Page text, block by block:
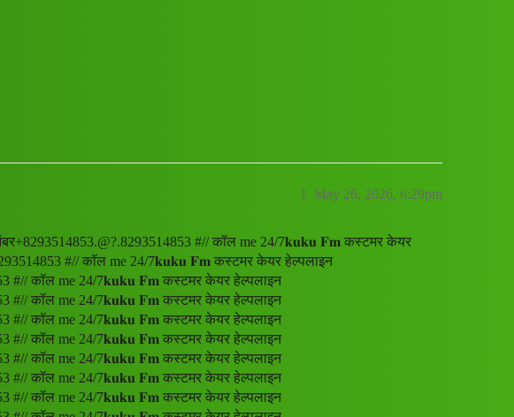
May 26, 2026, 6:29pm
1
#// कॉल me 24/7𝐤𝐮𝐤𝐮 𝐅𝐦 कस्टमर केयर
#// कॉल me 24/7𝐤𝐮𝐤𝐮 𝐅𝐦 कस्टमर केयर हेल्पलाइन
#// कॉल me 24/7𝐤𝐮𝐤𝐮 𝐅𝐦 कस्टमर केयर हेल्पलाइन
#// कॉल me 24/7𝐤𝐮𝐤𝐮 𝐅𝐦 कस्टमर केयर हेल्पलाइन
#// कॉल me 24/7𝐤𝐮𝐤𝐮 𝐅𝐦 कस्टमर केयर हेल्पलाइन
#// कॉल me 24/7𝐤𝐮𝐤𝐮 𝐅𝐦 कस्टमर केयर हेल्पलाइन
#// कॉल me 24/7𝐤𝐮𝐤𝐮 𝐅𝐦 कस्टमर केयर हेल्पलाइन
#// कॉल me 24/7𝐤𝐮𝐤𝐮 𝐅𝐦 कस्टमर केयर हेल्पलाइन
#// कॉल me 24/7𝐤𝐮𝐤𝐮 𝐅𝐦 कस्टमर केयर हेल्पलाइन